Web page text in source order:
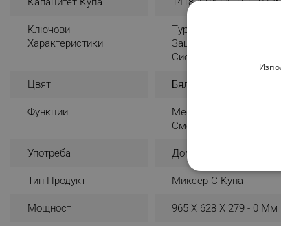
Ключови
Характеристики
Tурбо
Защита Срещу
Система Против
Цвят Бял
Функции
Месене
Смесване
Употреба Домашна
Тип Продукт Миксер С Купа
Мощност 965 X 628 X 279 - 0 Мм
СТРОГО